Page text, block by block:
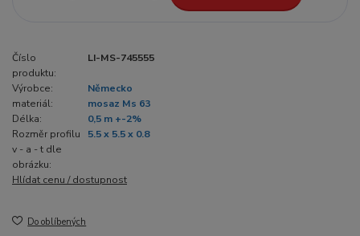
Číslo
produktu:
LI-MS-745555
Výrobce:
Německo
materiál:
mosaz Ms 63
Délka:
0,5 m +-2%
Rozměr profilu
v - a - t dle
obrázku:
5.5 x 5.5 x 0.8
Hlídat cenu / dostupnost
Do oblíbených